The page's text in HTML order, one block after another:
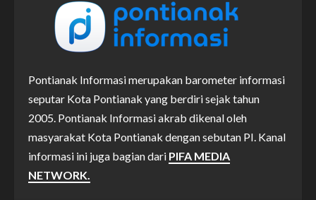
Pontianak Informasi merupakan barometer informasi
seputar Kota Pontianak yang berdiri sejak tahun
2005. Pontianak Informasi akrab dikenal oleh
masyarakat Kota Pontianak dengan sebutan PI. Kanal
informasi ini juga bagian dari PIFA MEDIA
NETWORK.